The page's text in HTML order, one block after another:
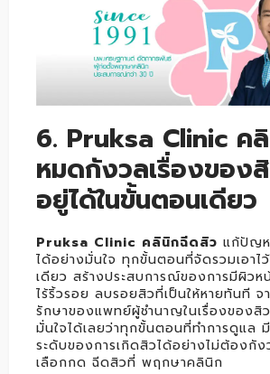
6. Pruksa Clinic ค
หมดกังวลเรื่องของ
อยู่ได้ในขั้นตอนเดียว
Pruksa Clinic คลินิกฉีดสิว แก้ปัญห
ได้อย่างมั่นใจ ทุกขั้นตอนที่จัดรวมเอาไ
เดียว สร้างประสบการณ์ของการมีผิวห
ไร้ริ้วรอย ลบรอยสิวที่เป็นให้หายทันที จ
รักษาของแพทย์ผู้ชำนาญในเรื่องของสิว
มั่นใจได้เลยว่าทุกขั้นตอนที่ทำการดูแล
ระดับของการเกิดสิวได้อย่างไม่ต้องกั
เลือกกด ฉีดสิวที่ พฤกษาคลินิก